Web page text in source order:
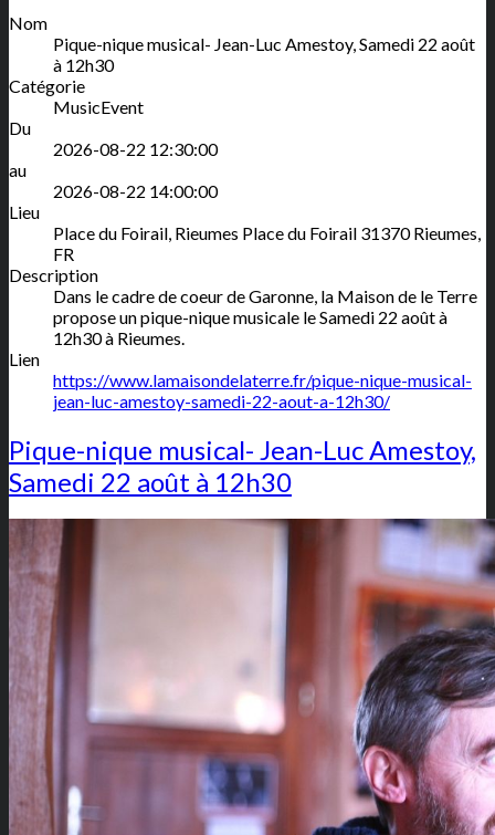
Nom
Pique-nique musical- Jean-Luc Amestoy, Samedi 22 août
à 12h30
Catégorie
MusicEvent
Du
2026-08-22 12:30:00
au
2026-08-22 14:00:00
Lieu
Place du Foirail, Rieumes Place du Foirail 31370 Rieumes
FR
Description
Dans le cadre de coeur de Garonne, la Maison de le Terre
propose un pique-nique musicale le Samedi 22 août à
12h30 à Rieumes.
Lien
https://www.lamaisondelaterre.fr/pique-nique-musical-
jean-luc-amestoy-samedi-22-aout-a-12h30/
Pique-nique musical- Jean-Luc Amestoy,
Samedi 22 août à 12h30